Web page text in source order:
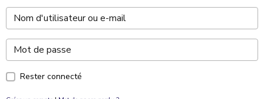
Rester connecté